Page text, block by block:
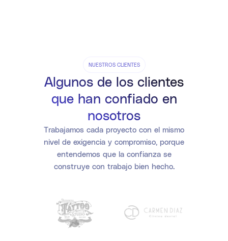
NUESTROS CLIENTES
Algunos de los clientes
que han confiado en
nosotros
Trabajamos cada proyecto con el mismo
nivel de exigencia y compromiso, porque
entendemos que la confianza se
construye con trabajo bien hecho.